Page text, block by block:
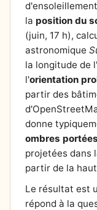
la position du
(juin, 17 h),
astronomique
la longitude de
l'orientation
partir des
donne
ombres
projetées dans
partir de la
Le résultat est
répond à la